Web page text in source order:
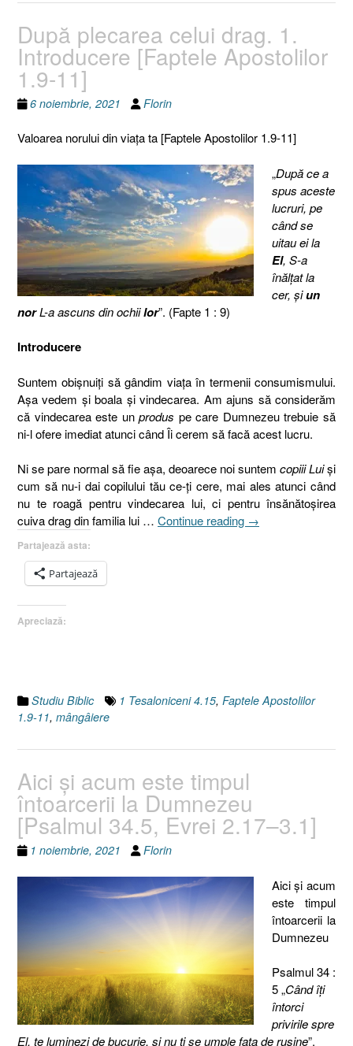
După plecarea celui drag. 1.
Introducere [Faptele Apostolilor
1.9-11]
6 noiembrie, 2021 Florin
Valoarea norului din viaţa ta [Faptele Apostolilor 1.9-11]
„După ce a
spus aceste
lucruri, pe
când se
uitau ei la
El, S-a
înălţat la
cer, şiun
norL-a ascuns din ochiilor”. (Fapte 1 : 9)
Introducere
Suntem obişnuiţi să gândim viaţa în termenii consumismului.
Aşa vedem şi boala şi vindecarea. Am ajuns să considerăm
că vindecarea este unprodus pe care Dumnezeu trebuie să
ni-l ofere imediat atunci când Îi cerem să facă acest lucru.
Ni se pare normal să fie aşa, deoarece noi suntem copiii Luişi
cum să nu-i dai copilului tău ce-ţi cere, mai ales atunci când
nu te roagă pentru vindecarea lui, ci pentru însănătoşirea
cuiva drag din familia lui … Continue reading „După
→
Partajează asta:
Partajează
Apreciază:
Studiu Biblic 1 Tesaloniceni 4.15, Faptele Apostolilor
1.9-11, mângâiere
Aici şi acum este timpul
întoarcerii la Dumnezeu
[Psalmul 34.5, Evrei 2.17–3.1]
1 noiembrie, 2021 Florin
Aici şi acum
este timpul
întoarcerii la
Dumnezeu
Psalmul 34 :
5 „Când îţi
întorci
privirile spre
El, te luminezi de bucurie, şi nu ţi se umple faţa de ruşine”.